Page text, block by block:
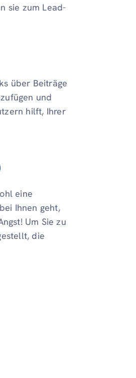
sie zum Lead-
über Beiträge
und
hilft, Ihrer
eine
Ihnen geht,
Um Sie zu
die